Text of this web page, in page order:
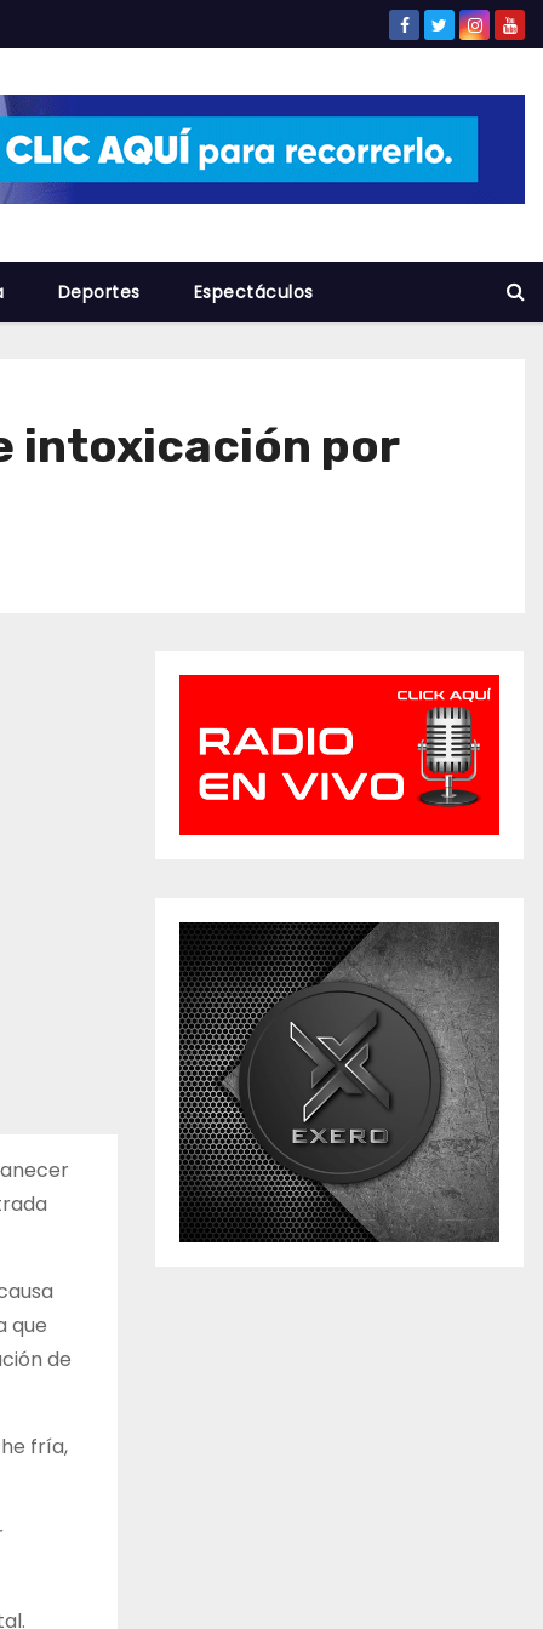
Deportes Espectáculos
intoxicación por
que
de
fría,